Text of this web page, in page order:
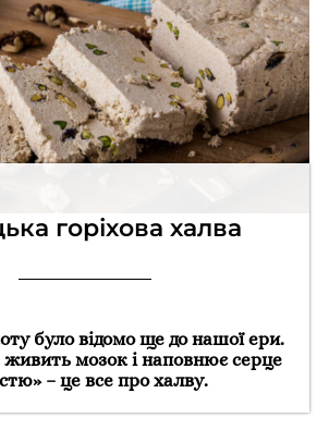
горіхова халва
було відомо ще до нашої ери.
мозок і наповнює серце
– це все про халву.